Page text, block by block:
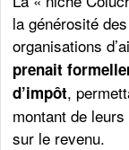
la générosité
organisations
prenait
d’impôt,
montant de
sur le revenu.